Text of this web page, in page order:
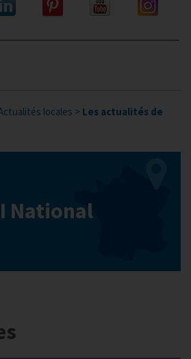
locales > Les actualités de
National